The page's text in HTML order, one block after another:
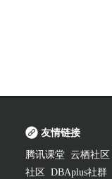
友情链接
腾讯课堂 云栖社区
社区
DBAplus社群